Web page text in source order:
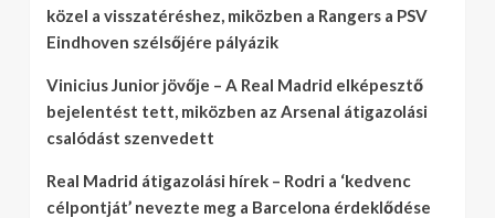
közel a visszatéréshez, miközben a Rangers a PSV
Eindhoven szélsőjére pályázik
Vinicius Junior jövője – A Real Madrid elképesztő
bejelentést tett, miközben az Arsenal átigazolási
csalódást szenvedett
Real Madrid átigazolási hírek – Rodri a ‘kedvenc
célpontját’ nevezte meg a Barcelona érdeklődése